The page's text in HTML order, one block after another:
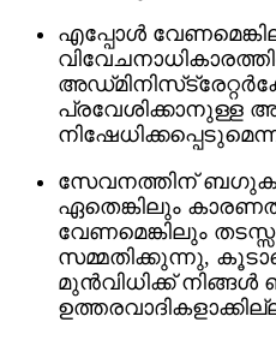
എപ്പോൾ
പ്രവേശിക്കാനുള്ള
സേവനത്തിന്
ഏതെങ്കിലും
വേണമെങ്കിലും
സമ്മതിക്കുന്നു,
മുൻവിധിക്ക് നിങ്ങൾ